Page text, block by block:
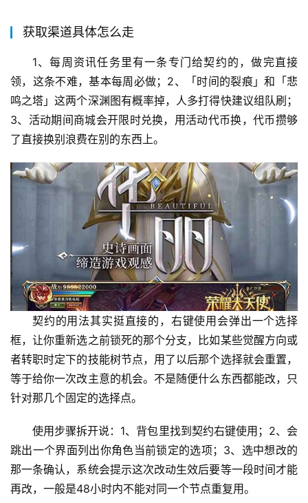
获取渠道具体怎么走
1、每周资讯任务里有一条专门给契约的，做完直接
领，这条不难，基本每周必做；2、「时间的裂痕」和「悲
鸣之塔」这两个深渊图有概率掉，人多打得快建议组队刷；
3、活动期间商城会开限时兑换，用活动代币换，代币攒够
了直接换别浪费在别的东西上。
契约的用法其实挺直接的，右键使用会弹出一个选择
框，让你重新选之前锁死的那个分支，比如某些觉醒方向或
者转职时定下的技能树节点，用了以后那个选择就会重置，
等于给你一次改主意的机会。不是随便什么东西都能改，只
针对那几个固定的选择点。
使用步骤拆开说：1、背包里找到契约右键使用；2、会
跳出一个界面列出你角色当前锁定的选项；3、选中想改的
那一条确认，系统会提示这次改动生效后要等一段时间才能
再改，一般是48小时内不能对同一个节点重复用。